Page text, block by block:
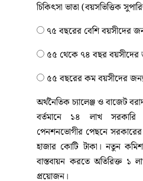
চিকিৎসা ভাতা (বয়সভিত্তিক
৭৫ বছরের বেশি বয়সীদের
৫৫ থেকে ৭৪ বছর
৫৫ বছরের কম বয়সীদের
অর্থনৈতিক চ্যালেঞ্জ ও বাজেট
বর্তমানে ১৪ লাখ
পেনশনভোগীর পেছনে
হাজার কোটি টাকা। নতুন
বাস্তবায়ন করতে অতিরিক্ত ১
প্রয়োজন।